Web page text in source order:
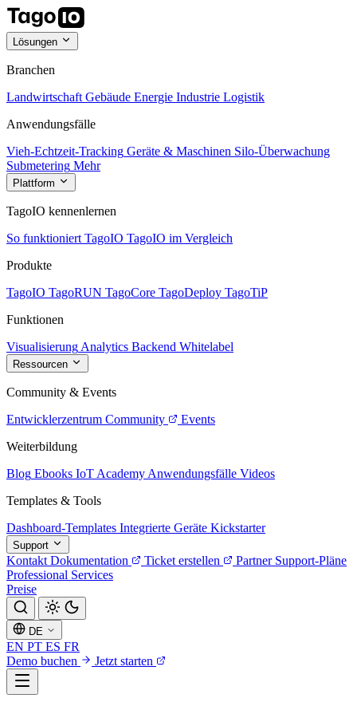
Lösungen
Branchen
Landwirtschaft Gebäude Energie Industrie Logistik
Anwendungsfälle
Vieh-Echtzeit-Tracking Geräte & Maschinen Silo-Überwachung
Submetering Mehr
Plattform
TagoIO kennenlernen
So funktioniert TagoIO TagoIO im Vergleich
Produkte
TagoIO TagoRUN TagoCore TagoDeploy TagoTiP
Funktionen
Visualisierung Analytics Backend Whitelabel
Ressourcen
Community & Events
Entwicklerzentrum Community
Events
Weiterbildung
Blog Ebooks IoT Academy Anwendungsfälle Videos
Templates & Tools
Dashboard-Templates Integrierte Geräte Kickstarter
Support
Kontakt Dokumentation Ticket erstellen Partner Support-Pläne
Professional Services
Preise
DE
EN PT ES FR
Demo buchen
Jetzt starten